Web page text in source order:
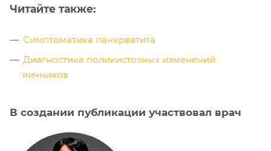
Читайте также:
Симптоматика панкреатита
Диагностика поликистозных изменений
яичников
В создании публикации участвовал врач